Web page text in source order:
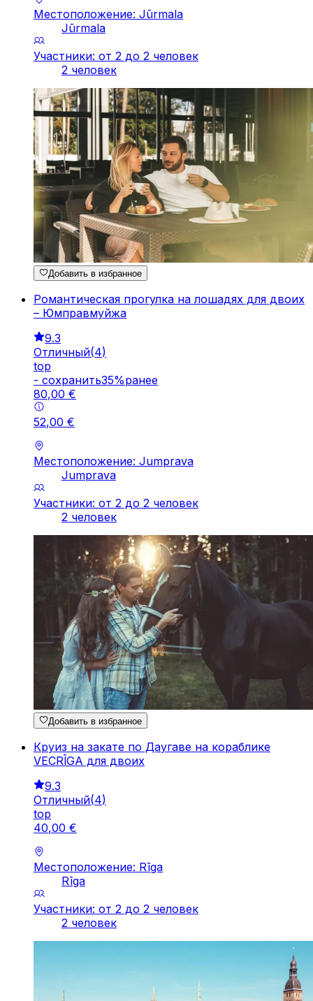
Местоположение: Jūrmala
Jūrmala
Участники: от 2 до 2 человек
2 человек
Добавить в избранное
Романтическая прогулка на лошадях для двоих
– Юмправмуйжа
9.3
Отличный(4)
top
- cохранить35%ранее
80,00 €
52,00 €
Местоположение: Jumprava
Jumprava
Участники: от 2 до 2 человек
2 человек
Добавить в избранное
Круиз на закате по Даугаве на кораблике
VECRĪGA для двоих
9.3
Отличный(4)
top
40,00 €
Местоположение: Rīga
Rīga
Участники: от 2 до 2 человек
2 человек